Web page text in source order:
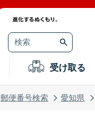
受け取る
郵便番号検索 愛知県